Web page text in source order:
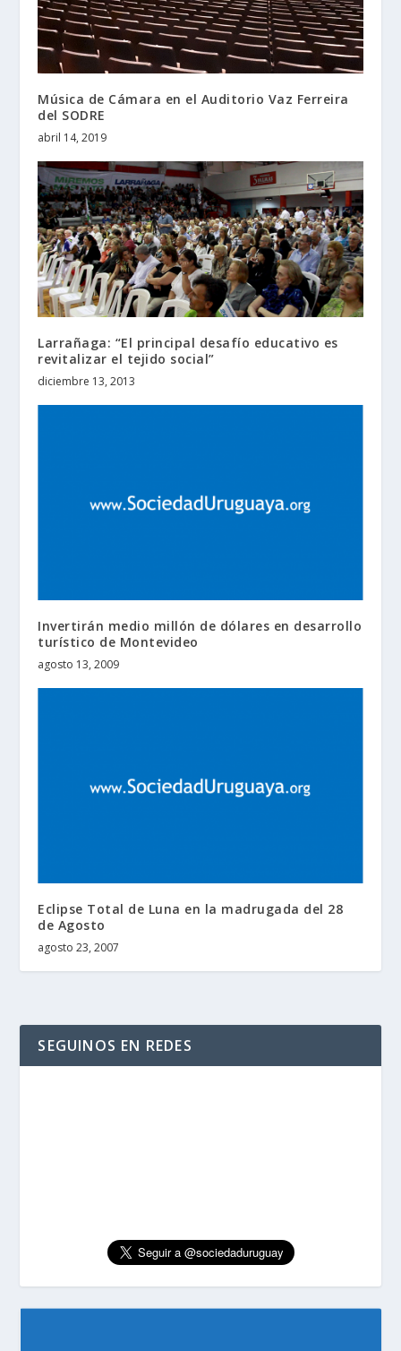
Música de Cámara en el Auditorio Vaz Ferreira
del SODRE
abril 14, 2019
Larrañaga: “El principal desafío educativo es
revitalizar el tejido social”
diciembre 13, 2013
Invertirán medio millón de dólares en desarrollo
turístico de Montevideo
agosto 13, 2009
Eclipse Total de Luna en la madrugada del 28
de Agosto
agosto 23, 2007
SEGUINOS EN REDES